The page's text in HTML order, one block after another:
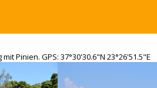
Pinien. GPS: 37°30'30.6"N 23°26'51.5"E